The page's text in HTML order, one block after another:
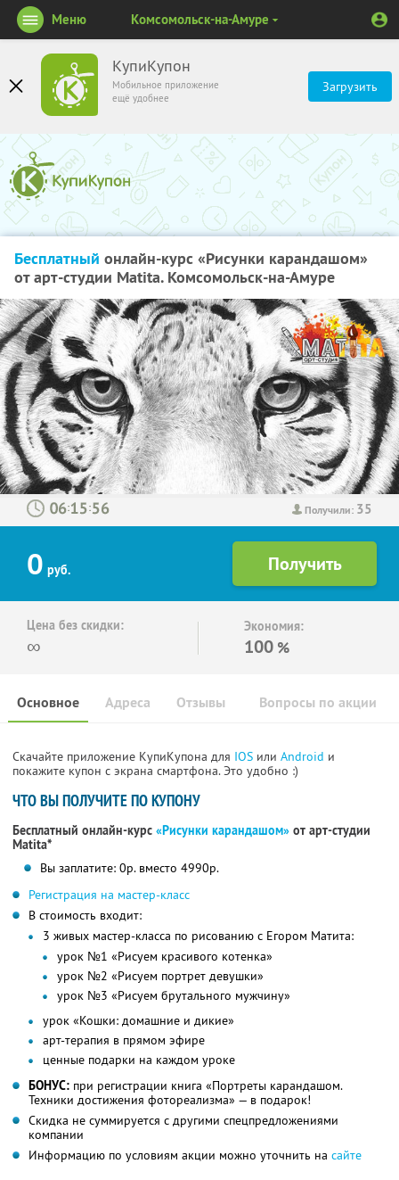
КупиКупон
Мобильное приложение
ещё удобнее
Загрузить
Меню Комсомольск-на-Амуре
Бесплатный онлайн-курс «Рисунки карандашом»
от арт-студии Matita. Комсомольск-на-Амуре
Получили: 35
: :
0 руб.
Цена без скидки:
∞
Экономия:
100 %
Основное Отзывы Вопросы по акции
Адреса
Скачайте приложение КупиКупона для IOS или Android и
покажите купон с экрана смартфона. Это удобно :)
ЧТО ВЫ ПОЛУЧИТЕ ПО КУПОНУ
Бесплатный онлайн-курс «Рисунки карандашом» от арт-студии
Matita*
Вы заплатите: 0р. вместо 4990р.
Регистрация на мастер-класс
В стоимость входит:
3 живых мастер-класса по рисованию с Егором Матита:
урок №1 «Рисуем красивого котенка»
урок №2 «Рисуем портрет девушки»
урок №3 «Рисуем брутального мужчину»
урок «Кошки: домашние и дикие»
арт-терапия в прямом эфире
ценные подарки на каждом уроке
БОНУС: при регистрации книга «Портреты карандашом.
Техники достижения фотореализма» — в подарок!
Скидка не суммируется с другими спецпредложениями
компании
Информацию по условиям акции можно уточнить на сайте